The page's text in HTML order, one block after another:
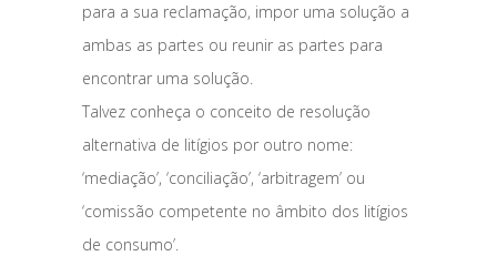
para a sua reclamação, impor uma solução a
ambas as partes ou reunir as partes para
encontrar uma solução.
Talvez conheça o conceito de resolução
alternativa de litígios por outro nome:
‘mediação’, ‘conciliação’, ‘arbitragem’ ou
‘comissão competente no âmbito dos litígios
de consumo’.